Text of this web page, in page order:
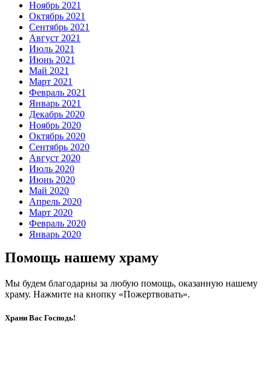
Ноябрь 2021
Октябрь 2021
Сентябрь 2021
Август 2021
Июль 2021
Июнь 2021
Май 2021
Март 2021
Февраль 2021
Январь 2021
Декабрь 2020
Ноябрь 2020
Октябрь 2020
Сентябрь 2020
Август 2020
Июль 2020
Июнь 2020
Май 2020
Апрель 2020
Март 2020
Февраль 2020
Январь 2020
Помощь нашему храму
Мы будем благодарны за любую помощь, оказанную нашему
храму. Нажмите на кнопку «Пожертвовать».
Храни Вас Господь!